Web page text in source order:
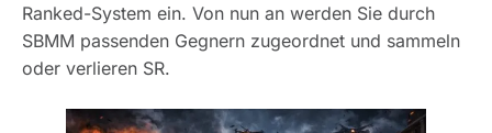
Ranked-System ein. Von nun an werden Sie durch
SBMM passenden Gegnern zugeordnet und sammeln
oder verlieren SR.